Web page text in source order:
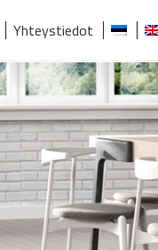
Yhteystiedot